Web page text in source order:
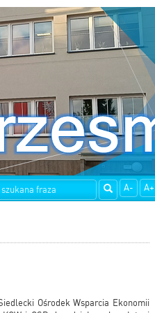
A- A+
Ośrodek Wsparcia Ekonomii